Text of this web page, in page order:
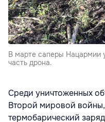
В марте саперы Нацармии
часть дрона.
Среди уничтоженных
Второй мировой
термобарический